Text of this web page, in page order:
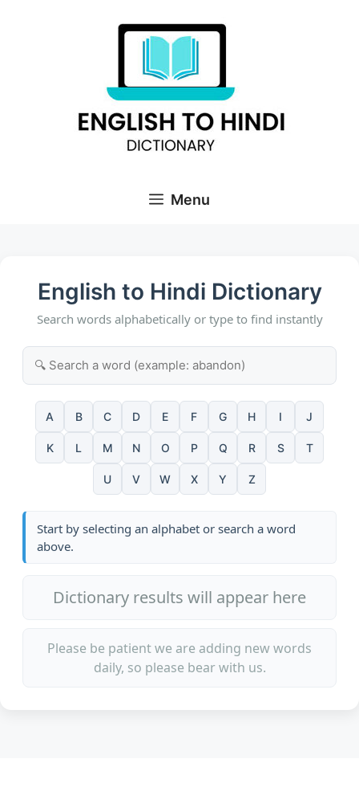
Menu
English to Hindi Dictionary
Search words alphabetically or type to find instantly
A B C D E F G H I J
K L M N O P Q R S T
U V W X Y Z
Start by selecting an alphabet or search a word
above.
Dictionary results will appear here
Please be patient we are adding new words
daily, so please bear with us.